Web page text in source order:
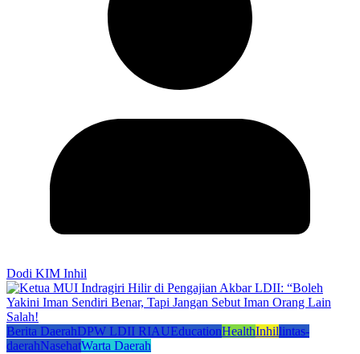
Dodi KIM Inhil
Berita DaerahDPW LDII RIAUEducationHealthInhillintas-
daerahNasehatWarta Daerah